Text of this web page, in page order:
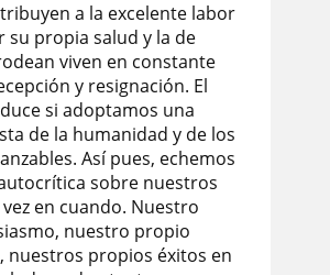
a la excelente labor
su propia salud y la de
viven en constante
y resignación. El
si adoptamos una
de la humanidad y de los
Así pues, echemos
sobre nuestros
en cuando. Nuestro
nuestro propio
nuestros propios éxitos en